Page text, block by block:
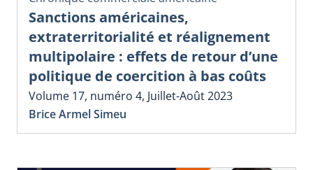
Sanctions américaines,
extraterritorialité et réalignement
multipolaire : effets de retour d’une
politique de coercition à bas coûts
Volume 17, numéro 4, Juillet-Août 2023
Brice Armel Simeu